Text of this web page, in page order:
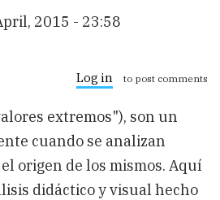
2015 - 23:58
Log in to post comments
extremos"), son un
cuando se analizan
origen de los mismos. Aquí
didáctico y visual hecho